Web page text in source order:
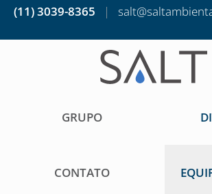
(11) 3039-8365 |
GRUPO
CONTATO